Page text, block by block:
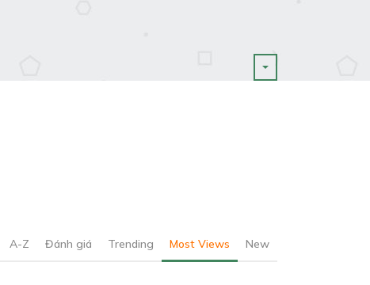
A-Z Đánh giá Trending Most Views New